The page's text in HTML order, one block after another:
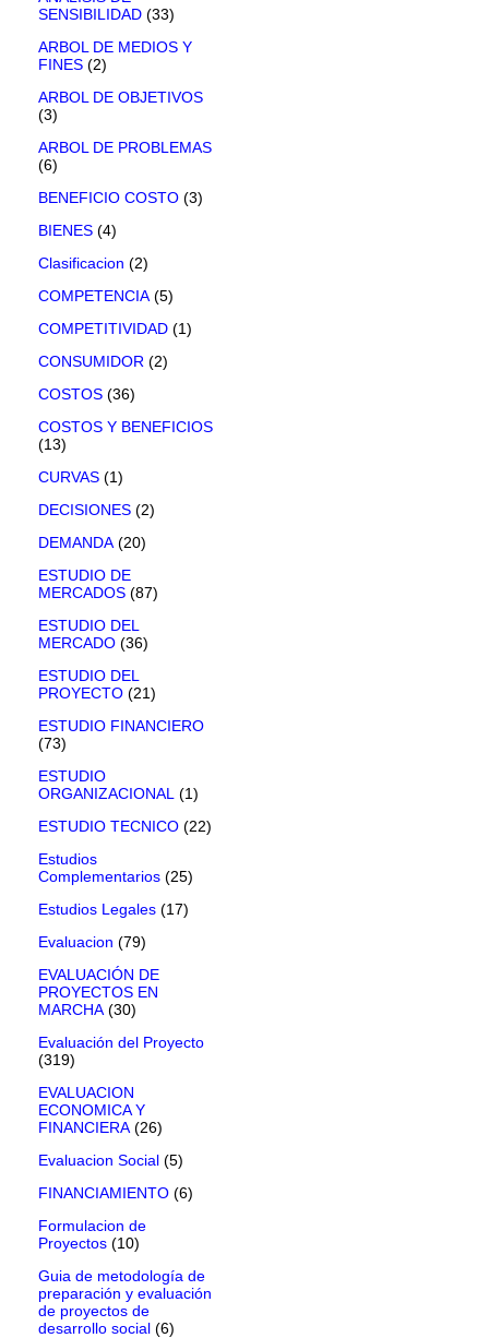
SENSIBILIDAD (33)
ARBOL DE MEDIOS Y
FINES (2)
ARBOL DE OBJETIVOS
(3)
ARBOL DE PROBLEMAS
(6)
BENEFICIO COSTO (3)
BIENES (4)
Clasificacion (2)
COMPETENCIA (5)
COMPETITIVIDAD (1)
CONSUMIDOR (2)
COSTOS (36)
COSTOS Y BENEFICIOS
(13)
CURVAS (1)
DECISIONES (2)
DEMANDA (20)
ESTUDIO DE
MERCADOS (87)
ESTUDIO DEL
MERCADO (36)
ESTUDIO DEL
PROYECTO (21)
ESTUDIO FINANCIERO
(73)
ESTUDIO
ORGANIZACIONAL (1)
ESTUDIO TECNICO (22)
Estudios
Complementarios (25)
Estudios Legales (17)
Evaluacion (79)
EVALUACIÓN DE
PROYECTOS EN
MARCHA (30)
Evaluación del Proyecto
(319)
EVALUACION
ECONOMICA Y
FINANCIERA (26)
Evaluacion Social (5)
FINANCIAMIENTO (6)
Formulacion de
Proyectos (10)
Guia de metodología de
preparación y evaluación
de proyectos de
desarrollo social (6)